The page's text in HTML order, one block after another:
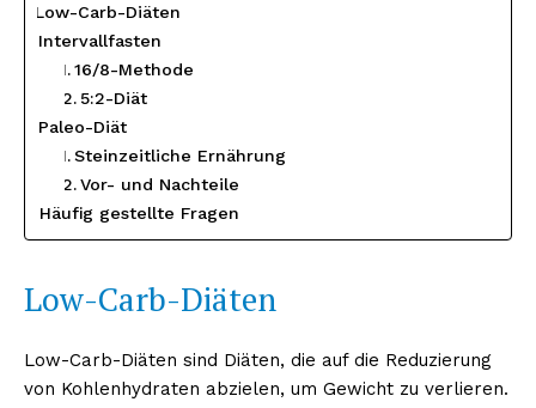
Low-Carb-Diäten
Intervallfasten
16/8-Methode
5:2-Diät
Paleo-Diät
Steinzeitliche Ernährung
Vor- und Nachteile
Häufig gestellte Fragen
Low-Carb-Diäten
Low-Carb-Diäten sind Diäten, die auf die Reduzierung
von Kohlenhydraten abzielen, um Gewicht zu verlieren.